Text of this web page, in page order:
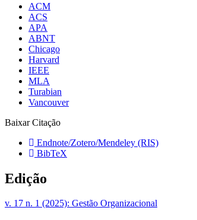
ACM
ACS
APA
ABNT
Chicago
Harvard
IEEE
MLA
Turabian
Vancouver
Baixar Citação
Endnote/Zotero/Mendeley (RIS)
BibTeX
Edição
v. 17 n. 1 (2025): Gestão Organizacional